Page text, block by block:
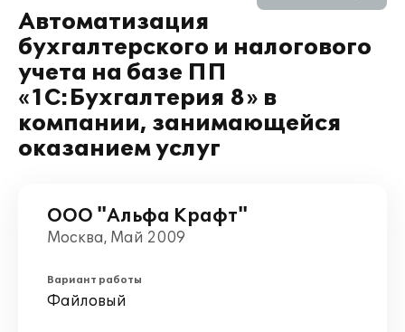
Автоматизация
бухгалтерского и налогового
учета на базе ПП
«1С:Бухгалтерия 8» в
компании, занимающейся
оказанием услуг
ООО "Альфа Крафт"
Москва, Май 2009
Вариант работы
Файловый